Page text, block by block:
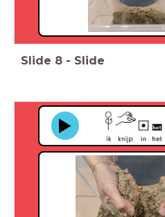
Slide 8 - Slide